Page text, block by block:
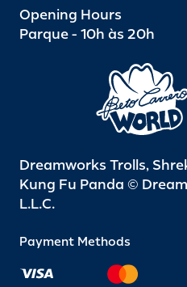
Opening Hours
Parque - 10h às 20h
Dreamworks Trolls,
Kung Fu Panda ©
L.L.C.
Payment Methods